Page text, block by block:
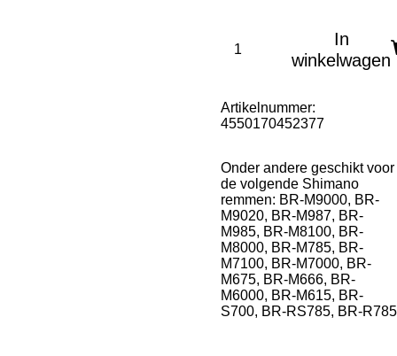
In
winkelwagen
Artikelnummer:
4550170452377
Onder andere geschikt voor
de volgende Shimano
remmen: BR-M9000, BR-
M9020, BR-M987, BR-
M985, BR-M8100, BR-
M8000, BR-M785, BR-
M7100, BR-M7000, BR-
M675, BR-M666, BR-
M6000, BR-M615, BR-
S700, BR-RS785, BR-R785